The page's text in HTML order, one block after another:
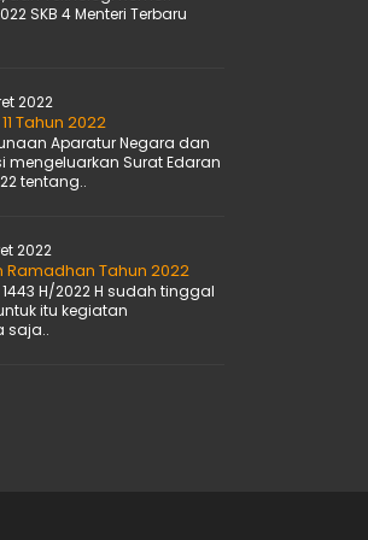
SKB 4 Menteri Terbaru
2022
Tahun 2022
Aparatur Negara dan
mengeluarkan Surat Edaran
tentang..
2022
Ramadhan Tahun 2022
H/2022 H sudah tinggal
itu kegiatan
saja..